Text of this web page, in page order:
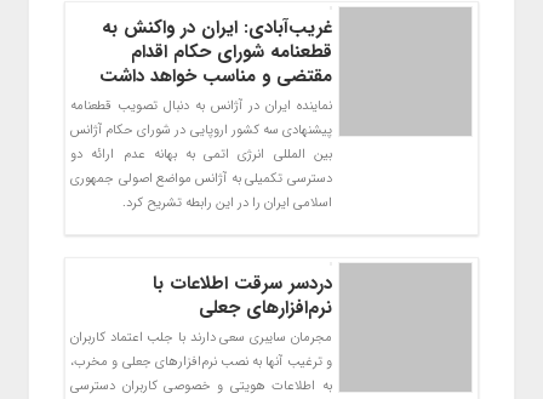
غریب‌آبادی: ایران در واکنش به
قطعنامه شورای حکام اقدام
مقتضی و مناسب خواهد داشت
نماینده ایران در آژانس به دنبال تصویب قطعنامه
پیشنهادی سه کشور اروپایی در شورای حکام آژانس
بین المللی انرژی اتمی به بهانه عدم ارائه دو
دسترسی تکمیلی به آژانس مواضع اصولی جمهوری
اسلامی ایران را در این رابطه تشریح کرد.
دردسر سرقت اطلاعات با
نرم‌افزارهای جعلی
مجرمان سایبری سعی دارند با جلب اعتماد کاربران
و ترغیب آنها به نصب نرم‌افزارهای جعلی و مخرب،
به اطلاعات هویتی و خصوصی کاربران دسترسی